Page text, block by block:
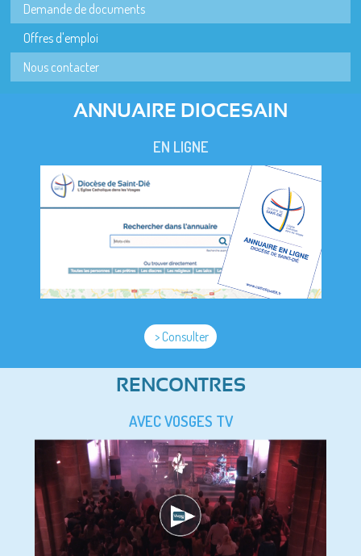
Demande de documents
Offres d'emploi
Nous contacter
ANNUAIRE DIOCESAIN
EN LIGNE
> Consulter
RENCONTRES
AVEC VOSGES TV